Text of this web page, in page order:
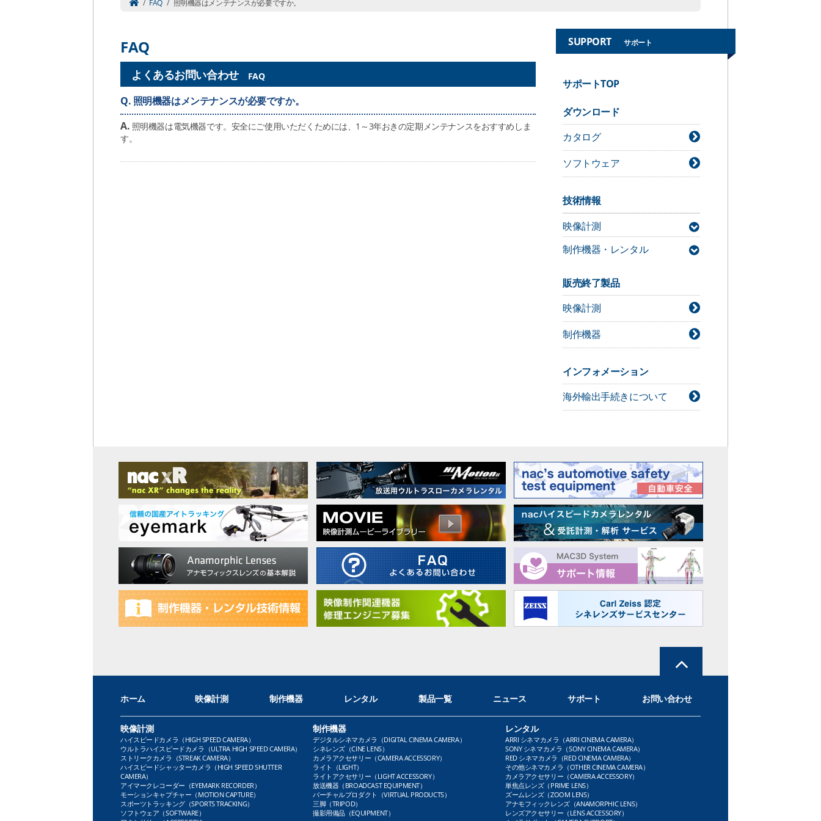
SUPPORT サポート
/ FAQ / 照明機器はメンテナンスが必要ですか。
FAQ
よくあるお問い合わせ FAQ
Q. 照明機器はメンテナンスが必要ですか。
A. 照明機器は電気機器です。安全にご使用いただくためには、1～3年おきの定期メンテナンスをおすすめしま
す。
サポートTOP
ダウンロード
カタログ
ソフトウェア
技術情報
映像計測
MAC3D Systemサポート情報
制作機器・レンタル
ライト技術情報
シネレンズ技術情報
カメラアクセサリー技術情報
販売終了製品
映像計測
制作機器
インフォメーション
海外輸出手続きについて
ホーム 映像計測 制作機器 レンタル 製品一覧 ニュース サポート お問い合わせ
映像計測
ハイスピードカメラ（HIGH SPEED CAMERA）
ウルトラハイスピードカメラ（ULTRA HIGH SPEED CAMERA）
ストリークカメラ（STREAK CAMERA）
ハイスピードシャッターカメラ（HIGH SPEED SHUTTER
CAMERA）
アイマークレコーダー（EYEMARK RECORDER）
モーションキャプチャー（MOTION CAPTURE）
スポーツトラッキング（SPORTS TRACKING）
ソフトウェア（SOFTWARE）
制作機器
デジタルシネマカメラ（DIGITAL CINEMA CAMERA）
シネレンズ（CINE LENS）
カメラアクセサリー（CAMERA ACCESSORY）
ライト（LIGHT）
ライトアクセサリー（LIGHT ACCESSORY）
放送機器（BROADCAST EQUIPMENT）
バーチャルプロダクト（VIRTUAL PRODUCTS）
三脚（TRIPOD）
撮影用備品（EQUIPMENT）
レンタル
ARRI シネマカメラ（ARRI CINEMA CAMERA）
SONY シネマカメラ（SONY CINEMA CAMERA）
RED シネマカメラ（RED CINEMA CAMERA）
その他シネマカメラ（OTHER CINEMA CAMERA）
カメラアクセサリー（CAMERA ACCESSORY）
単焦点レンズ（PRIME LENS）
ズームレンズ（ZOOM LENS）
アナモフィックレンズ（ANAMORPHIC LENS）
レンズアクセサリー（LENS ACCESSORY）